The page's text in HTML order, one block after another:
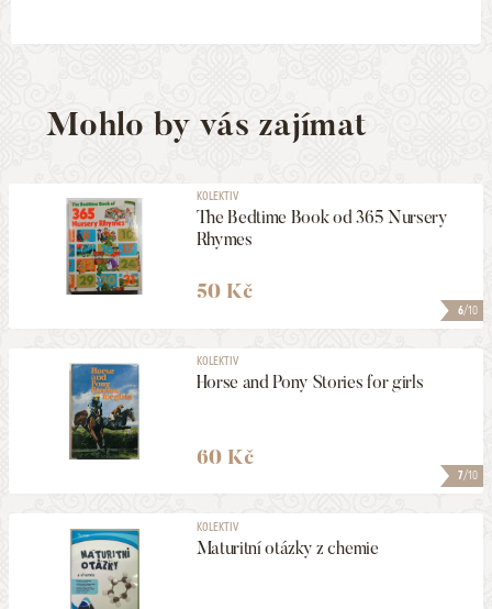
Mohlo by vás zajímat
6/10
KOLEKTIV
The Bedtime Book od 365 Nursery
Rhymes
50 Kč
7/10
KOLEKTIV
Horse and Pony Stories for girls
60 Kč
KOLEKTIV
Maturitní otázky z chemie